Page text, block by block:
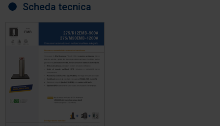
Scheda tecnica